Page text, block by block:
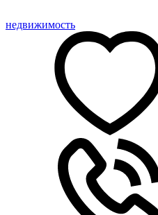
недвижимость